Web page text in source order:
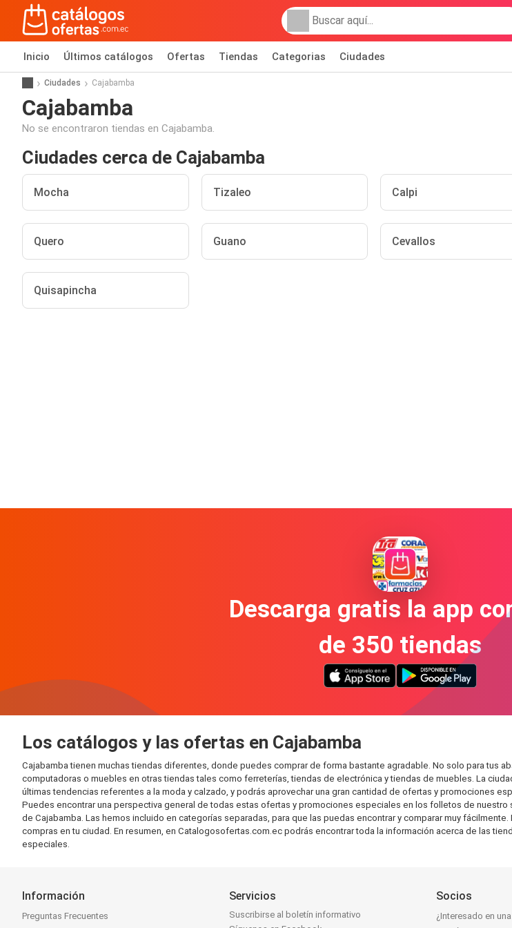
Inicio Últimos catálogos Ofertas Tiendas Categorias Ciudades
Ciudades Cajabamba
Cajabamba
No se encontraron tiendas en Cajabamba.
Ciudades cerca de Cajabamba
Mocha Tizaleo Calpi
Quero Guano Cevallos
Quisapincha
Descarga gratis la app
de 350 tiendas
Los catálogos y las ofertas en Cajabamba
Cajabamba tienen muchas tiendas diferentes, donde puedes comprar de forma bastante agradable. No solo para tus
computadoras o muebles en otras tiendas tales como ferreterías, tiendas de electrónica y tiendas de muebles. La
últimas tendencias referentes a la moda y calzado, y podrás aprovechar una gran cantidad de ofertas y promociones
Puedes encontrar una perspectiva general de todas estas ofertas y promociones especiales en los folletos de
de Cajabamba. Las hemos incluido en categorías separadas, para que las puedas encontrar y comparar muy
compras en tu ciudad. En resumen, en Catalogosofertas.com.ec podrás encontrar toda la información acerca de las
especiales.
Información
Preguntas Frecuentes
Servicios
Suscribirse al boletín informativo
Socios
¿Interesado en